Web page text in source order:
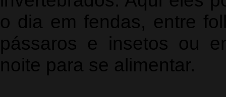
o dia em fendas, entre
pássaros e insetos ou
noite para se alimentar.